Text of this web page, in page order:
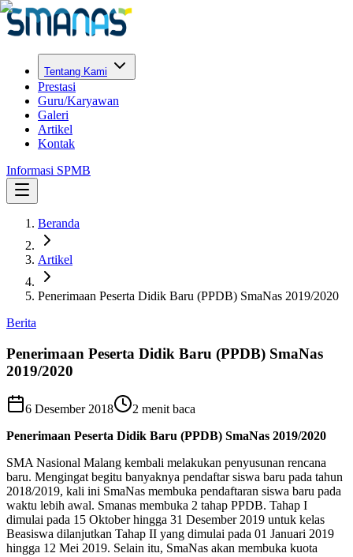
Tentang Kami
Prestasi
Guru/Karyawan
Galeri
Artikel
Kontak
Informasi SPMB
Beranda
Artikel
Penerimaan Peserta Didik Baru (PPDB) SmaNas 2019/2020
Berita
Penerimaan Peserta Didik Baru (PPDB) SmaNas
2019/2020
6 Desember 2018 2 menit baca
Penerimaan Peserta Didik Baru (PPDB) SmaNas 2019/2020
SMA Nasional Malang kembali melakukan penyusunan rencana
baru. Mengingat begitu banyaknya pendaftar siswa baru pada tahun
2018/2019, kali ini SmaNas membuka pendaftaran siswa baru pada
waktu lebih awal. Smanas membuka 2 tahap PPDB. Tahap I
dimulai pada 15 Oktober hingga 31 Desember 2019 untuk kelas
Beasiswa dilanjutkan Tahap II yang dimulai pada 01 Januari 2019
hingga 12 Mei 2019. Selain itu, SmaNas akan membuka kuota